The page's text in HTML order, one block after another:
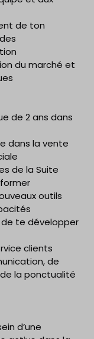
de ton
du marché et
de 2 ans dans
dans la vente
de la Suite
outils
te développer
clients
de
la ponctualité
d’une